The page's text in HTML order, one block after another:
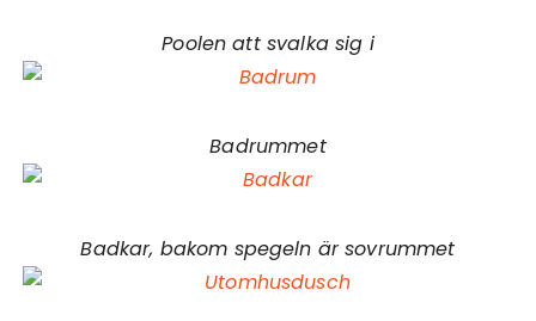
Poolen att svalka sig i
Badrummet
Badkar, bakom spegeln är sovrummet